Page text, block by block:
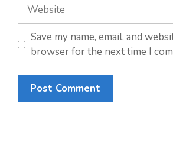
Website
Save my name, email, and
browser for the next time I